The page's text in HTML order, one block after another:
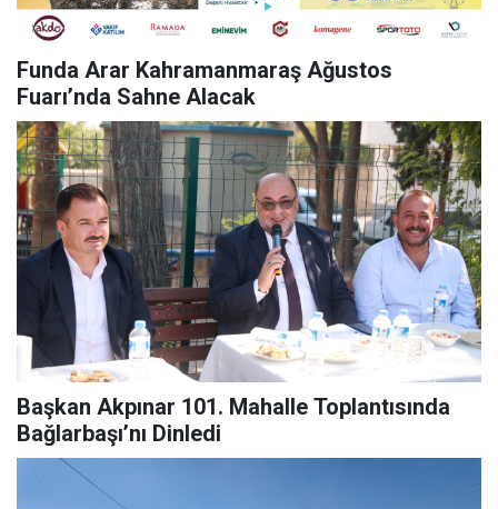
Funda Arar Kahramanmaraş Ağustos
Fuarı’nda Sahne Alacak
Başkan Akpınar 101. Mahalle Toplantısında
Bağlarbaşı’nı Dinledi